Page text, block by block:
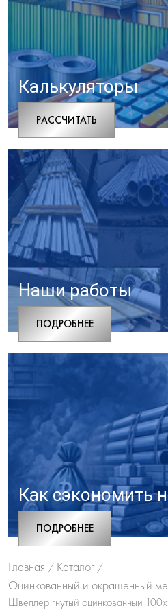
Калькуляторы
РАCСЧИТАТЬ
Наши работы
ПОДРОБНЕЕ
Как сэкономить
ПОДРОБНЕЕ
Главная / Каталог /
Оцинкованный и окрашенный
Швеллер гнутый оцинкованный